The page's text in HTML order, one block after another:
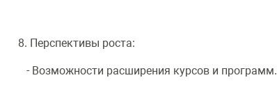
8. Перспективы роста:
- Возможности расширения курсов и программ.